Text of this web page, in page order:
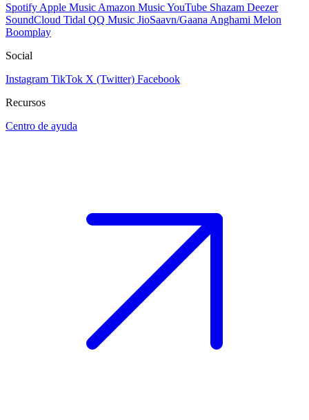
Spotify Apple Music Amazon MusicYouTube Shazam Deezer
SoundCloud Tidal QQ Music JioSaavn/Gaana Anghami Melon
Boomplay
Social
Instagram TikTok X (Twitter) Facebook
Recursos
Centro de ayuda